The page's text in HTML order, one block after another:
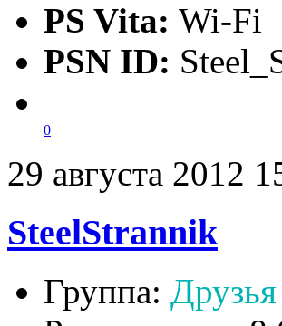
PS Vita: Wi-Fi
PSN ID:
0
29 августа 2012
SteelStrannik
Группа: Друзья